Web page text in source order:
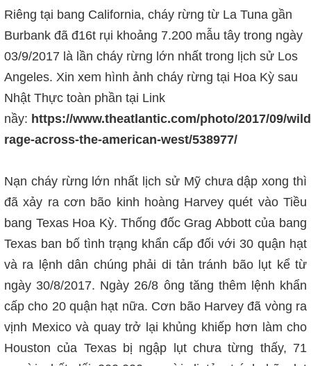
Riêng tại bang California, cháy rừng từ La Tuna gần
Burbank đã đ16t rụi khoảng 7.200 mẫu tây trong ngày
03/9/2017 là lần cháy rừng lớn nhất trong lịch sử Los
Angeles. Xin xem hình ảnh cháy rừng tại Hoa Kỳ sau
Nhật Thực toàn phần tại Link
nầy: https://www.theatlantic.com/photo/2017/09/
rage-across-the-american-west/538977/
Nạn cháy rừng lớn nhất lịch sử Mỹ chưa dập xong thì
đã xảy ra cơn bão kinh hoàng Harvey quét vào Tiều
bang Texas Hoa Kỳ. Thống đốc Grag Abbott của bang
Texas ban bố tình trạng khẩn cấp đối với 30 quận hạt
và ra lệnh dân chúng phải di tản tránh bão lụt kể từ
ngày 30/8/2017. Ngày 26/8 ông tăng thêm lệnh khẩn
cấp cho 20 quận hạt nữa. Cơn bão Harvey đã vòng ra
vịnh Mexico và quay trở lại khủng khiếp hơn làm cho
Houston của Texas bị ngập lụt chưa từng thấy, 71